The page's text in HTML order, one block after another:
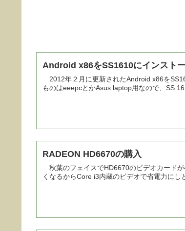
Android x86をSS1610にインストー
2012年２月に更新されたAndroid x86を
ものはeeepcとかAsus laptop用なので、SS
RADEON HD6670の購入
秋葉のフェイスでHD6670のビデオカード
くなるからCore i3内蔵のビデオで省電力に